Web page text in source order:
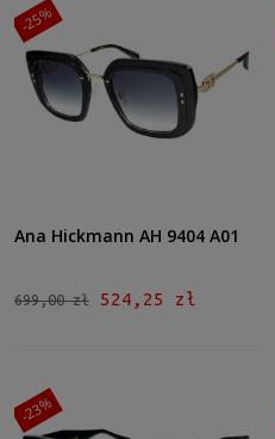
Ana Hickmann AH 9404 A01
699,00 zł 524,25 zł
-25%
-23%